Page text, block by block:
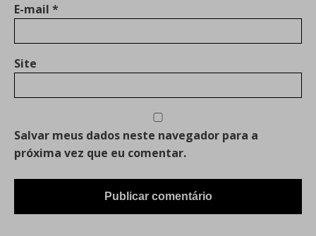
E-mail *
Site
Salvar meus dados neste navegador para a
próxima vez que eu comentar.